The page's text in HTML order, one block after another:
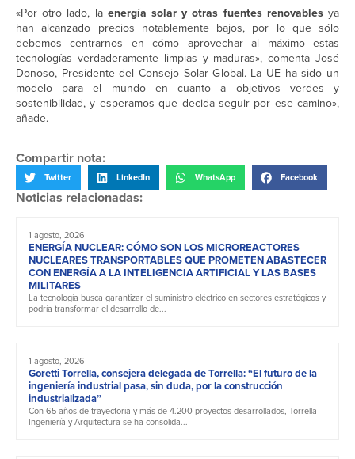
«Por otro lado, la energía solar y otras fuentes renovablesya
han alcanzado precios notablemente bajos, por lo que sólo
debemos centrarnos en cómo aprovechar al máximo estas
tecnologías verdaderamente limpias y maduras», comenta José
Donoso, Presidente del Consejo Solar Global. La UE ha sido un
modelo para el mundo en cuanto a objetivos verdes y
sostenibilidad, y esperamos que decida seguir por ese camino»,
añade.
Compartir nota:
Twitter LinkedIn WhatsApp Facebook
Noticias relacionadas:
1 agosto, 2026
ENERGÍA NUCLEAR: CÓMO SON LOS MICROREACTORES
NUCLEARES TRANSPORTABLES QUE PROMETEN ABASTECER
CON ENERGÍA A LA INTELIGENCIA ARTIFICIAL Y LAS BASES
MILITARES
La tecnología busca garantizar el suministro eléctrico en sectores estratégicos y
podría transformar el desarrollo de...
1 agosto, 2026
Goretti Torrella, consejera delegada de Torrella: “El futuro de la
ingeniería industrial pasa, sin duda, por la construcción
industrializada”
Con 65 años de trayectoria y más de 4.200 proyectos desarrollados, Torrella
Ingeniería y Arquitectura se ha consolida...